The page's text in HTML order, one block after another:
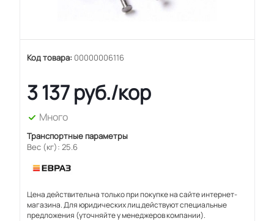
Код товара: 00000006116
3 137руб./кор
Много
Транспортные параметры
Вес (кг): 25.6
Цена действительна только при покупке на сайте интернет-
магазина. Для юридических лиц действуют специальные
предложения (уточняйте у менеджеров компании).